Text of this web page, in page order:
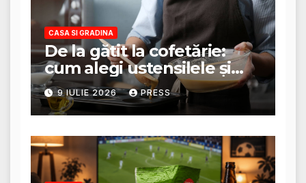
CASA SI GRADINA
De la gătit la cofetărie:
cum alegi ustensilele și
tigăile potrivite pentru un
rezultat perfect
9 IULIE 2026 PRESS